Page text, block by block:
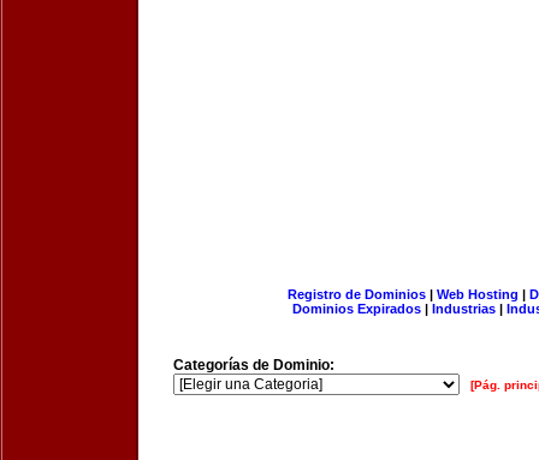
Registro de Dominios| Web Hosting |
Dominios Expirados | Industrias |
Categorías de Dominio:
[Pág.